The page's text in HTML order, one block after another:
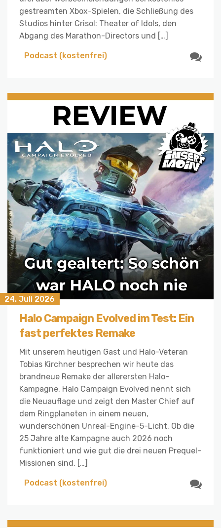
gestreamten Xbox-Spielen, die Schließung des
Studios hinter Crisol: Theater of Idols, den
Abgang des Marathon-Directors und […]
Podcast (kostenfrei)
24. Juli 2026
Halo Campaign Evolved im Test: Ein
fast perfektes Remake
Mit unserem heutigen Gast und Halo-Veteran
Tobias Kirchner besprechen wir heute das
brandneue Remake der allerersten Halo-
Kampagne. Halo Campaign Evolved nennt sich
die Neuauflage und zeigt den Master Chief auf
dem Ringplaneten in einem neuen,
wunderschönen Unreal-Engine-5-Licht. Ob die
25 Jahre alte Kampagne auch 2026 noch
funktioniert und wie gut die drei neuen Prequel-
Missionen sind, […]
Podcast (kostenfrei)